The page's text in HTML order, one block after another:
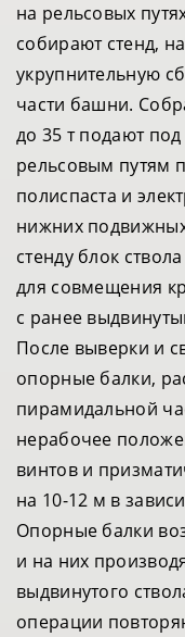
на рельсовых
собирают стенд,
укрупнительную
части башни.
до 35 т подают
рельсовым путям
полиспаста и
нижних
стенду блок
для совмещения
с ранее
После выверки и
опорные балки,
пирамидальной
нерабочее
винтов и
на 10-12 м в
Опорные балки
и на них
выдвинутого
операции